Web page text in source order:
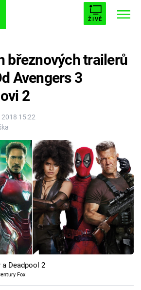
ŽIVĚ
AVENGERS 5
15:22
březnových trailerů
Avengers 3
2
a Deadpool 2
Fox